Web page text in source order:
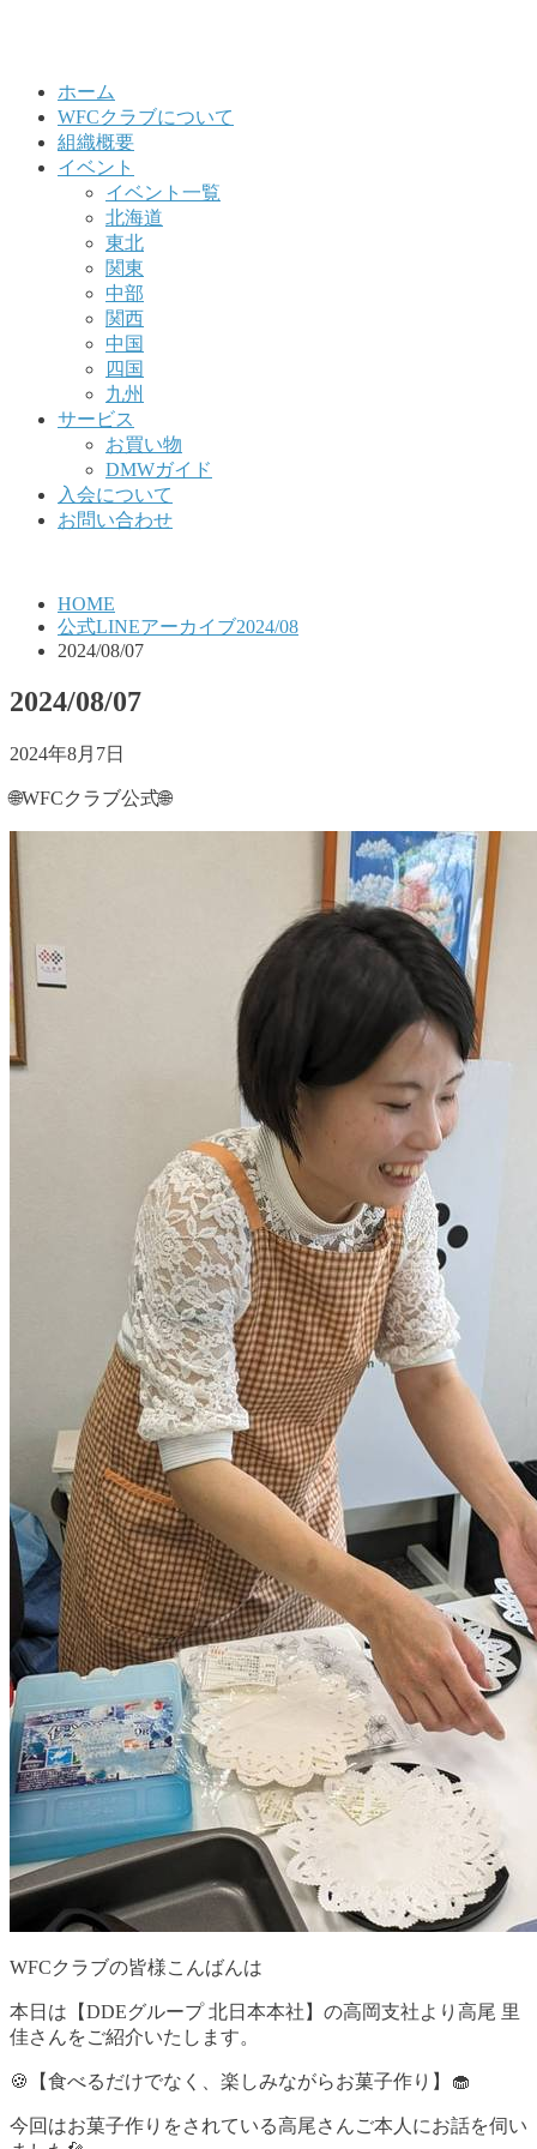
ホーム
WFCクラブについて
組織概要
イベント
イベント一覧
北海道
東北
関東
中部
関西
中国
四国
九州
サービス
お買い物
DMWガイド
入会について
お問い合わせ
HOME
公式LINEアーカイブ2024/08
2024/08/07
2024/08/07
2024年8月7日
🌐WFCクラブ公式🌐
WFCクラブの皆様こんばんは
本日は【DDEグループ 北日本本社】の高岡支社より高尾 里
佳さんをご紹介いたします。
🍪【食べるだけでなく、楽しみながらお菓子作り】🧁
今回はお菓子作りをされている高尾さんご本人にお話を伺い